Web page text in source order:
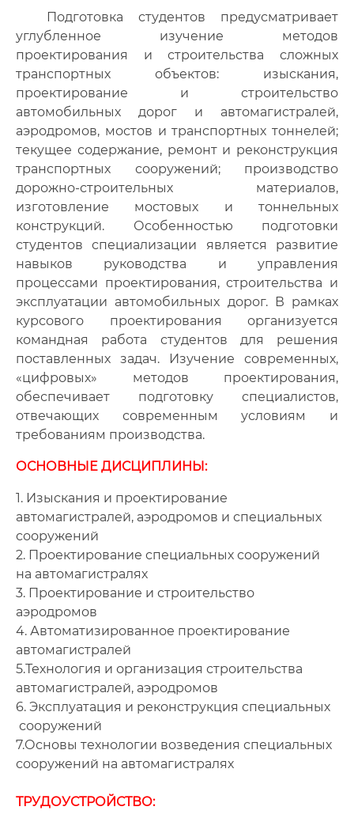
Подготовка студентов предусматривает
углубленное изучение методов
проектирования и строительства сложных
транспортных объектов: изыскания,
проектирование и строительство
автомобильных дорог и автомагистралей,
аэродромов, мостов и транспортных тоннелей;
текущее содержание, ремонт и реконструкция
транспортных сооружений; производство
дорожно-строительных материалов,
изготовление мостовых и тоннельных
конструкций. Особенностью подготовки
студентов специализации является развитие
навыков руководства и управления
процессами проектирования, строительства и
эксплуатации автомобильных дорог. В рамках
курсового проектирования организуется
командная работа студентов для решения
поставленных задач. Изучение современных,
«цифровых» методов проектирования,
обеспечивает подготовку специалистов,
отвечающих современным условиям и
требованиям производства.
ОСНОВНЫЕ ДИСЦИПЛИНЫ:
1. Изыскания и проектирование
автомагистралей, аэродромов и специальных
сооружений
2. Проектирование специальных сооружений
на автомагистралях
3. Проектирование и строительство
аэродромов
4. Автоматизированное проектирование
автомагистралей
5.Технология и организация строительства
автомагистралей, аэродромов
6. Эксплуатация и реконструкция специальных
сооружений
7.Основы технологии возведения специальных
сооружений на автомагистралях
ТРУДОУСТРОЙСТВО: